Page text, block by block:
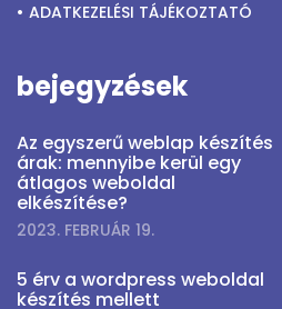
ADATKEZELÉSI TÁJÉKOZTATÓ
bejegyzések
Az egyszerű weblap készítés
árak: mennyibe kerül egy
átlagos weboldal
elkészítése?
2023. FEBRUÁR 19.
5 érv a wordpress weboldal
készítés mellett